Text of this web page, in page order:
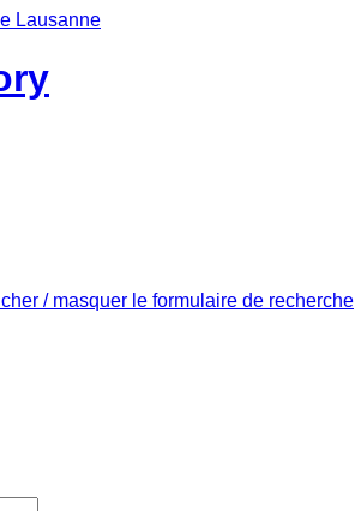
/ masquer le formulaire de recherche